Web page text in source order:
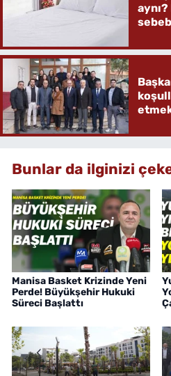
Bunlar da ilginizi
Manisa Basket Krizinde Yeni
Perde! Büyükşehir Hukuki
Süreci Başlattı